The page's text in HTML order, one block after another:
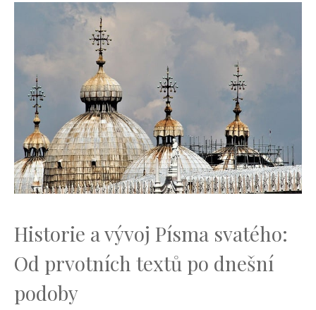
Historie a vývoj Písma svatého:
Od prvotních textů po dnešní
podoby